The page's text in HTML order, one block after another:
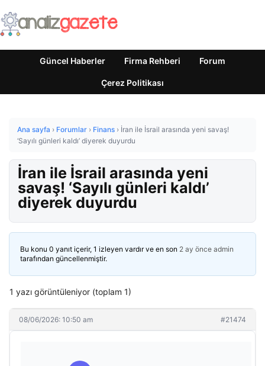
Güncel Haberler Firma Rehberi Forum
Çerez Politikası
Ana sayfa › Forumlar › Finans › İran ile İsrail arasında yeni savaş!
‘Sayılı günleri kaldı’ diyerek duyurdu
İran ile İsrail arasında yeni
savaş! ‘Sayılı günleri kaldı’
diyerek duyurdu
Bu konu 0 yanıt içerir, 1 izleyen vardır ve en son 2 ay önce admin
tarafından güncellenmiştir.
1 yazı görüntüleniyor (toplam 1)
08/06/2026: 10:50 am #21474